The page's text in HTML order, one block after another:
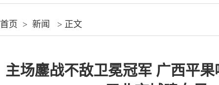
首页 > 新闻 > 正文
主场鏖战不敌卫冕冠军 广西平果